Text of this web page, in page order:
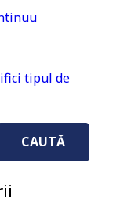
tipul de